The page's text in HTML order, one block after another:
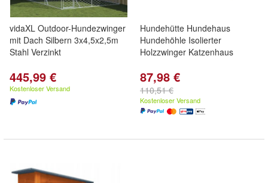
vidaXL Outdoor-Hundezwinger
mit Dach Silbern 3x4,5x2,5m
Stahl Verzinkt
445,99 €
Kostenloser Versand
Hundehütte Hundehaus
Hundehöhle Isolierter
Holzzwinger Katzenhaus
87,98 €
110,51 €
Kostenloser Versand